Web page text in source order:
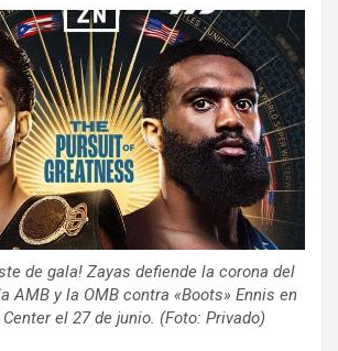
de gala! Zayas defiende la corona del
AMB y la OMB contra «Boots» Ennis en
el 27 de junio. (Foto: Privado)